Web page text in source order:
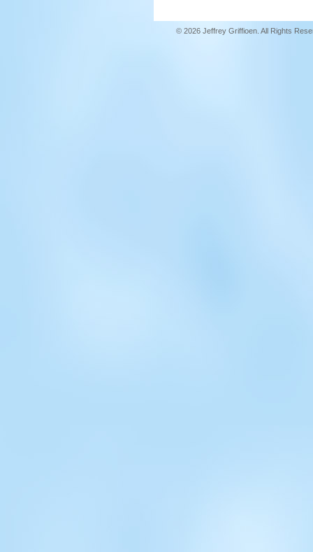
© 2026 Jeffrey Griffioen. All Rights